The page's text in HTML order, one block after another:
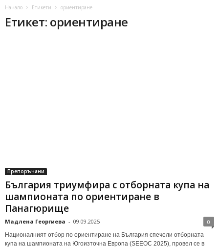
Начало Етикети ориентиране
Етикет: ориентиране
Препоръчани
България триумфира с отборната купа на
шампионата по ориентиране в
Панагюрище
Мадлена Георгиева - 09.09.2025 0
Националният отбор по ориентиране на България спечели отборната
купа на шампионата на Югоизточна Европа (SEEOC 2025), провел се в